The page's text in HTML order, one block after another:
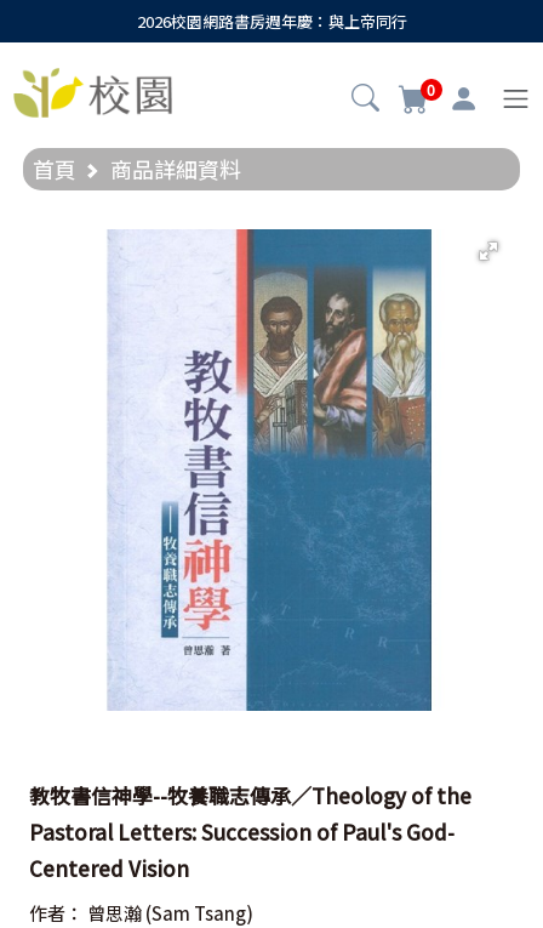
2026校園網路書房週年慶：與上帝同行
0
首頁 商品詳細資料
教牧書信神學--牧養職志傳承／Theology of the
Pastoral Letters: Succession of Paul's God-
Centered Vision
作者： 曾思瀚 (Sam Tsang)